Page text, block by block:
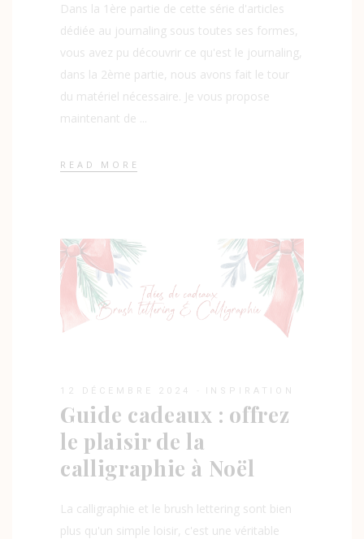
Dans la 1ère partie de cette série d'articles
dédiée au journaling sous toutes ses formes,
vous avez pu découvrir ce qu'est le journaling,
dans la 2ème partie, nous avons fait le tour
du matériel nécessaire. Je vous propose
maintenant de
READ MORE
12 DÉCEMBRE 2024 INSPIRATION
Guide cadeaux : offrez
le plaisir de la
calligraphie à Noël
La calligraphie et le brush lettering sont bien
plus qu'un simple loisir, c'est une véritable